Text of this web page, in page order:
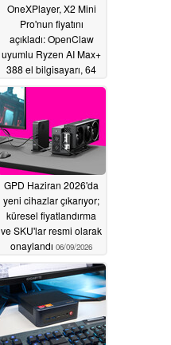
OneXPlayer, X2 Mini
Pro'nun fiyatını
açıkladı: OpenClaw
uyumlu Ryzen AI Max+
388 el bilgisayarı, 64
GB'a kadar RAM,
isteğe bağlı sıvı
soğutma ve 118 TOPS
yapay zeka
performansı ile
piyasaya çıkıyor
06/14/2026
GPD Haziran 2026'da
yeni cihazlar çıkarıyor;
küresel fiyatlandırma
ve SKU'lar resmi olarak
onaylandı 06/09/2026